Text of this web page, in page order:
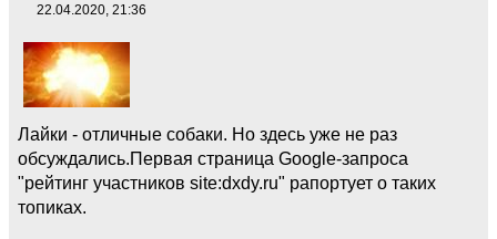
22.04.2020, 21:36
Лайки - отличные собаки. Но здесь уже не раз
обсуждались.Первая страница Google-запроса
"рейтинг участников site:dxdy.ru" рапортует о таких
топиках.